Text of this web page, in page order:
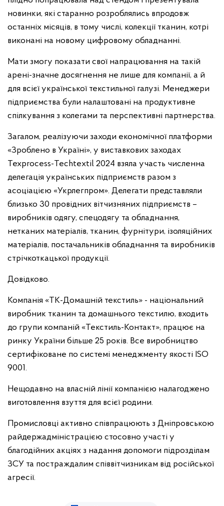
новинки, які старанно розроблялись впродовж
останніх місяців, в тому числі, колекції тканин, котрі
виконані на новому цифровому обладнанні.
Мати змогу показати свої напрацювання на такій
арені-значне досягнення не лише для компанії, а й
для всієї української текстильної галузі. Менеджери
підприємства були налаштовані на продуктивне
спілкування з колегами та перспективні партнерства.
Загалом, реалізуючи заходи економічної платформи
«Зроблено в Україні», у виставкових заходах
Texprocess-Techteхtil 2024 взяла участь численна
делегація українських підприємств разом з
асоціацією «Укрлегпром». Делегати представляли
близько 30 провідних вітчизняних підприємств –
виробників одягу, спецодягу та обладнання,
нетканих матеріалів, тканин, фурнітури, ізоляційних
матеріалів, постачальників обладнання та виробників
стрічкоткацької продукції.
Довідково.
Компанія «ТК-Домашній текстиль» - національний
виробник тканин та домашнього текстилю, входить
до групи компаній «Текстиль-Контакт», працює на
ринку України більше 25 років. Все виробництво
сертифіковане по системі менеджменту якості ISO
9001.
Нещодавно на власній лінії компанією налагоджено
виготовлення взуття для всієї родини.
Промисловці активно співпрацюють з Дніпровською
райдержадміністрацією стосовно участі у
благодійних акціях з надання допомоги підрозділам
ЗСУ та постраждалим співвітчизникам від російської
агресії.